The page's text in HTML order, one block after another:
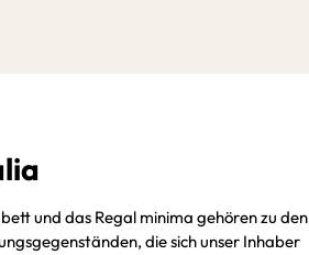
und das Regal minima gehören zu den
die sich unser Inhaber